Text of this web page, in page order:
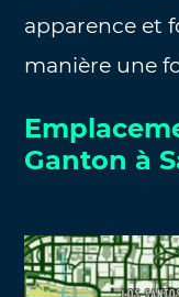
apparence et
manière une
Ganton à